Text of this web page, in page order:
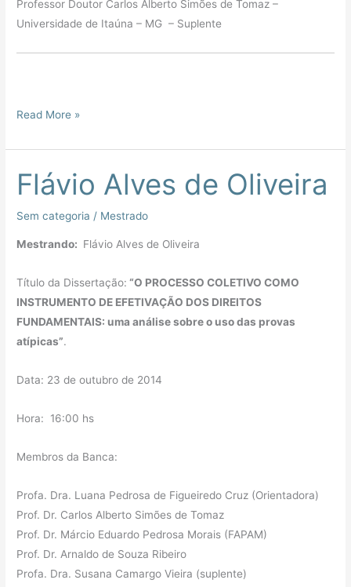
Professor Doutor Carlos Alberto Simões de Tomaz –
Universidade de Itaúna – MG – Suplente
Read More »
Flávio Alves de Oliveira
Sem categoria / Mestrado
Mestrando: Flávio Alves de Oliveira
Título da Dissertação: “O PROCESSO COLETIVO COMO
INSTRUMENTO DE EFETIVAÇÃO DOS DIREITOS
FUNDAMENTAIS: uma análise sobre o uso das provas
atípicas”.
Data: 23 de outubro de 2014
Hora: 16:00 hs
Membros da Banca:
Profa. Dra. Luana Pedrosa de Figueiredo Cruz (Orientadora)
Prof. Dr. Carlos Alberto Simões de Tomaz
Prof. Dr. Márcio Eduardo Pedrosa Morais (FAPAM)
Prof. Dr. Arnaldo de Souza Ribeiro
Profa. Dra. Susana Camargo Vieira (suplente)
Flávio
Alves
de